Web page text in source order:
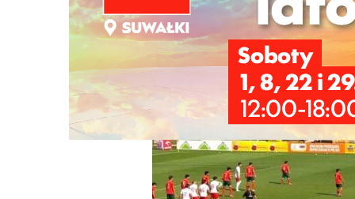
Reprezentacja U-20 przegrała w